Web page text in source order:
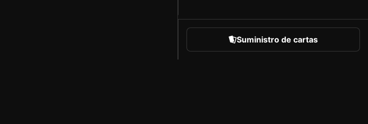
Suministro de cartas